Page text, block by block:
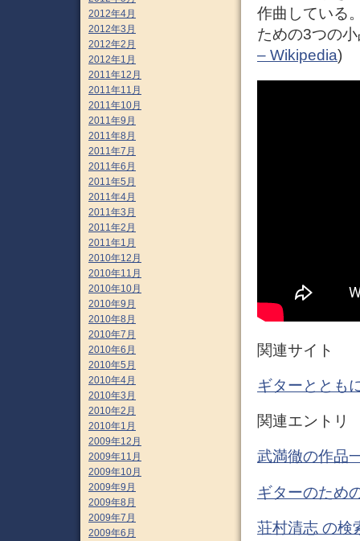
作曲している
ための3つの
– Wikipedia)
関連サイト
ギターととも
関連エントリ
武満徹の作品
ギターのため
荘村清志 の検
2012年4月
2012年3月
2012年2月
2012年1月
2011年12月
2011年11月
2011年10月
2011年9月
2011年8月
2011年7月
2011年6月
2011年5月
2011年4月
2011年3月
2011年2月
2011年1月
2010年12月
2010年11月
2010年10月
2010年9月
2010年8月
2010年7月
2010年6月
2010年5月
2010年4月
2010年3月
2010年2月
2010年1月
2009年12月
2009年11月
2009年10月
2009年9月
2009年8月
2009年7月
2009年6月